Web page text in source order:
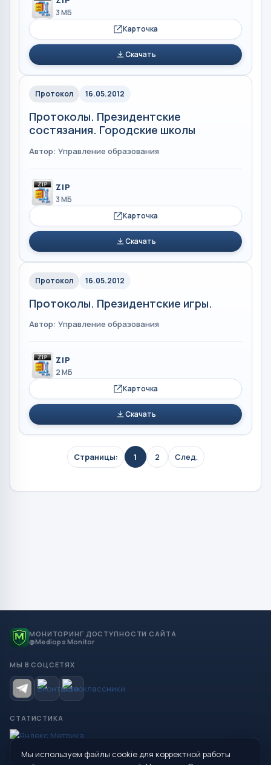
3 МБ
Карточка
Скачать
Протокол 16.05.2012
Протоколы. Президентские
состязания. Городские школы
Автор: Управление образования
ZIP
3 МБ
Карточка
Скачать
Протокол 16.05.2012
Протоколы. Президентские игры.
Автор: Управление образования
ZIP
2 МБ
Карточка
Скачать
Страницы: 1 2 След.
МОНИТОРИНГ ДОСТУПНОСТИ САЙТА
@Mediops Monitor
МЫ В СОЦСЕТЯХ
СТАТИСТИКА
© 2026 Управление образования Администрации МО
Мы используем файлы cookie для корректной работы